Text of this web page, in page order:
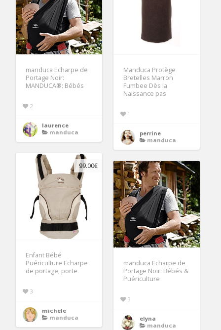
manduca Echarpe de
Portage Noir:
MANDUCA®: Bébés
2
laurence
manduca
Manduca Protège
Bretelles Marron
Fumbee Dès la
Naissance pas
1
perrine
manduca
99.00€
Enfant Bébé
Puériculture Echarpe
de portage, porte
3
michele
manduca
manduca Echarpe de
Portage Noir: Bébés &
Puériculture
3
elyna
manduca